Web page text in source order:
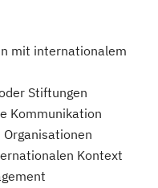
mit internationalem
Stiftungen
Kommunikation
Kontext